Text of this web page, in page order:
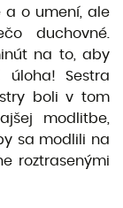
a o umení, ale
duchovné.
na to, aby
úloha! Sestra
boli v tom
modlitbe,
sa modlili na
roztrasenými